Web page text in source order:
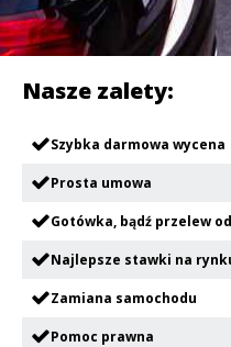
Nasze zalety:
Szybka darmowa wycena
Prosta umowa
Gotówka, bądź przelew
Najlepsze stawki na
Zamiana samochodu
Pomoc prawna